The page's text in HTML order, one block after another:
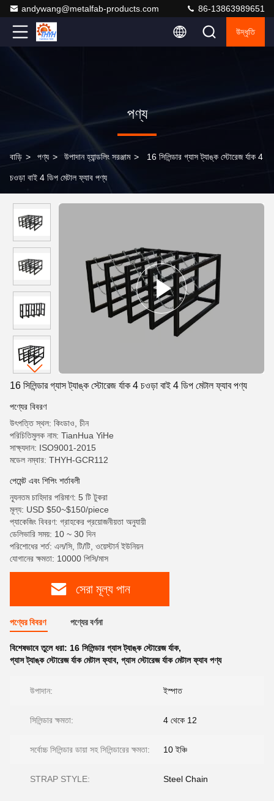
andywang@metalfab-products.com 86-13863989651
উদ্ধৃতি
পণ্য
বাড়ি > পণ্য > উপাদান হ্যান্ডলিং সরঞ্জাম > 16 সিলিন্ডার গ্যাস ট্যাঙ্ক স্টোরেজ র্যাক 4
চওড়া বাই 4 ডিপ মেটাল ফ্যাব পণ্য
16 সিলিন্ডার গ্যাস ট্যাঙ্ক স্টোরেজ র্যাক 4 চওড়া বাই 4 ডিপ মেটাল ফ্যাব পণ্য
পণ্যের বিবরণ
উৎপত্তি স্থল: কিংডাও, চীন
পরিচিতিমুলক নাম: TianHua YiHe
সাক্ষ্যদান: ISO9001-2015
মডেল নম্বার: THYH-GCR112
পেমেন্ট এবং শিপিং শর্তাবলী
ন্যূনতম চাহিদার পরিমাণ: 5 টি টুকরা
মূল্য: USD $50~$150/piece
প্যাকেজিং বিবরণ: গ্রাহকের প্রয়োজনীয়তা অনুযায়ী
ডেলিভারি সময়: 10 ~ 30 দিন
পরিশোধের শর্ত: এল/সি, টি/টি, ওয়েস্টার্ন ইউনিয়ন
যোগানের ক্ষমতা: 10000 পিসি/মাস
সেরা মূল্য পান
পণ্যের বিবরণ পণ্যের বর্ণনা
বিশেষভাবে তুলে ধরা: 16 সিলিন্ডার গ্যাস ট্যাঙ্ক স্টোরেজ র্যাক,
গ্যাস ট্যাঙ্ক স্টোরেজ র্যাক মেটাল ফ্যাব, গ্যাস স্টোরেজ র্যাক মেটাল ফ্যাব পণ্য
উপাদান: ইস্পাত
সিলিন্ডার ক্ষমতা: 4 থেকে 12
সর্বোচ্চ সিলিন্ডার ডায়া সহ সিলিন্ডারের ক্ষমতা: 10 ইঞ্চি
STRAP STYLE: Steel Chain